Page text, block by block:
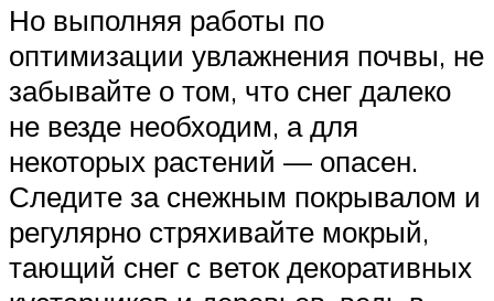
Но выполняя работы по
оптимизации увлажнения почвы, не
забывайте о том, что снег далеко
не везде необходим, а для
некоторых растений — опасен.
Следите за снежным покрывалом и
регулярно стряхивайте мокрый,
тающий снег с веток декоративных